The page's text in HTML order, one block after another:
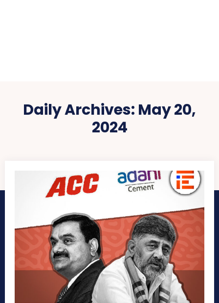
Daily Archives: May 20,
2024